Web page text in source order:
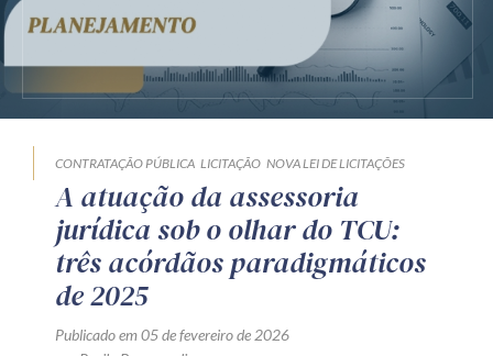
CONTRATAÇÃO PÚBLICA LICITAÇÃO NOVA LEI DE LICITAÇÕES
A atuação da assessoria
jurídica sob o olhar do TCU:
três acórdãos paradigmáticos
de 2025
Publicado em 05 de fevereiro de 2026